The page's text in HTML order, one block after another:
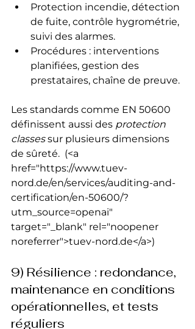
Protection incendie, détection
de fuite, contrôle hygrométrie,
suivi des alarmes.
Procédures : interventions
planifiées, gestion des
prestataires, chaîne de preuve.
Les standards comme EN 50600
définissent aussi des protection
classes sur plusieurs dimensions
de sûreté. (<a
href="https://www.tuev-
nord.de/en/services/auditing-and-
certification/en-50600/?
utm_source=openai"
target="_blank" rel="noopener
noreferrer">tuev-nord.de</a>)
9) Résilience : redondance,
maintenance en conditions
opérationnelles, et tests
réguliers